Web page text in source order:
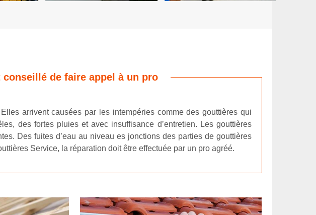
de faire appel à un pro
arrivent causées par les intempéries comme des gouttières qui
des fortes pluies et avec insuffisance d’entretien. Les gouttières
Des fuites d’eau au niveau es jonctions des parties de gouttières
Service, la réparation doit être effectuée par un pro agréé.